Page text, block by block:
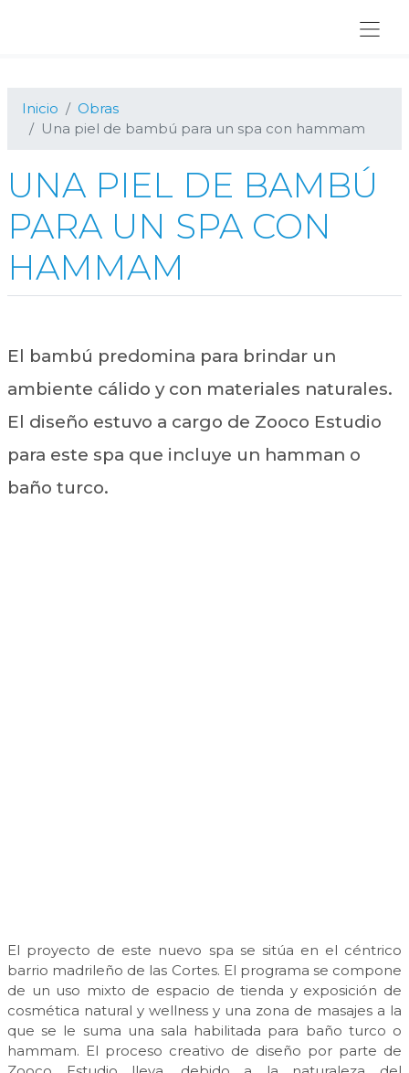
Inicio
Obras
Una piel de bambú para un spa con hammam
UNA PIEL DE BAMBÚ
PARA UN SPA CON
HAMMAM
El bambú predomina para brindar un
ambiente cálido y con materiales naturales.
El diseño estuvo a cargo de Zooco Estudio
para este spa que incluye un hamman o
baño turco.
El proyecto de este nuevo spa se sitúa en el céntrico
barrio madrileño de las Cortes. El programa se compone
de un uso mixto de espacio de tienda y exposición de
cosmética natural y wellness y una zona de masajes a la
que se le suma una sala habilitada para baño turco o
hammam. El proceso creativo de diseño por parte de